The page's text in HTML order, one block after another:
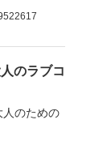
のラブコ
人のための